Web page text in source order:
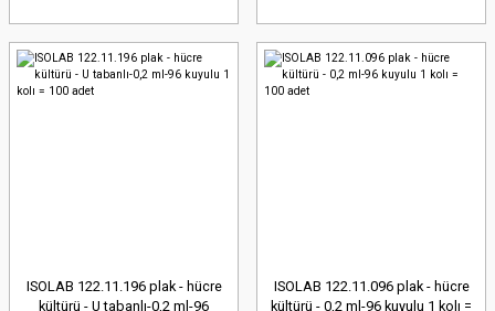
ISOLAB 122.11.196 plak - hücre
kültürü - U tabanlı-0,2 ml-96
ISOLAB 122.11.096 plak - hücre
kültürü - 0,2 ml-96 kuyulu 1 kolı =